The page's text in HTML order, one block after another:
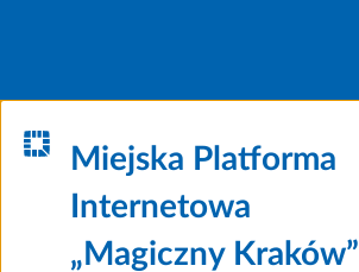
Miejska Platforma
Internetowa
„Magiczny Kraków”